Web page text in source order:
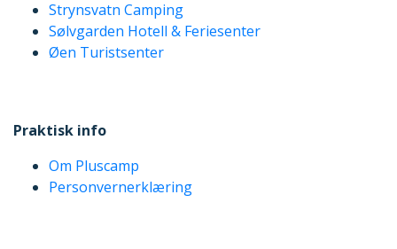
Strynsvatn Camping
Sølvgarden Hotell & Feriesenter
Øen Turistsenter
Praktisk info
Om Pluscamp
Personvernerklæring